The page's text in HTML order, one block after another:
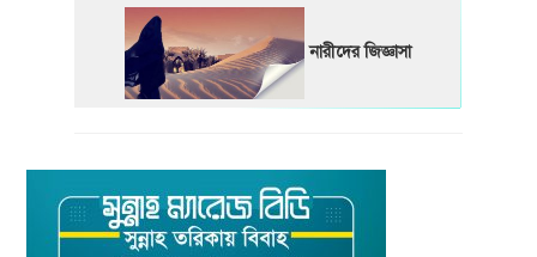
নারীদের জিজ্ঞাসা